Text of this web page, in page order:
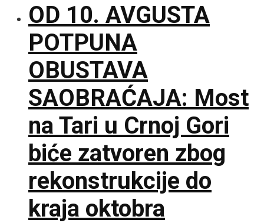
OD 10. AVGUSTA
POTPUNA
OBUSTAVA
SAOBRAĆAJA: Most
na Tari u Crnoj Gori
biće zatvoren zbog
rekonstrukcije do
kraja oktobra